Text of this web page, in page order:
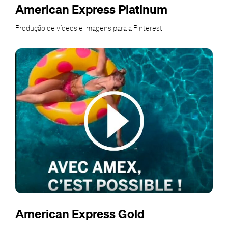
American Express Platinum
Produção de vídeos e imagens para a Pinterest
American Express Gold